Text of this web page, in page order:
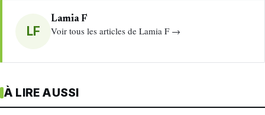
LF
Lamia F
Voir tous les articles de Lamia F →
À LIRE AUSSI